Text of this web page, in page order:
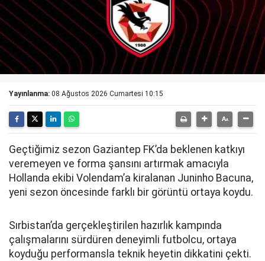
Yayınlanma: 08 Ağustos 2026 Cumartesi 10:15
Geçtiğimiz sezon Gaziantep FK’da beklenen katkıyı
veremeyen ve forma şansını artırmak amacıyla
Hollanda ekibi Volendam’a kiralanan Juninho Bacuna,
yeni sezon öncesinde farklı bir görüntü ortaya koydu.
Sırbistan’da gerçekleştirilen hazırlık kampında
çalışmalarını sürdüren deneyimli futbolcu, ortaya
koyduğu performansla teknik heyetin dikkatini çekti.